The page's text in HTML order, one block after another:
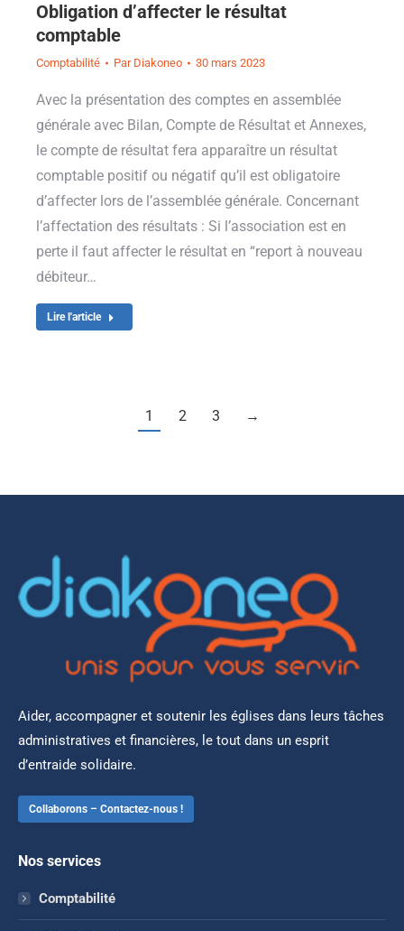
Obligation d’affecter le résultat
comptable
Comptabilité Par Diakoneo 30 mars 2023
Avec la présentation des comptes en assemblée
générale avec Bilan, Compte de Résultat et Annexes,
le compte de résultat fera apparaître un résultat
comptable positif ou négatif qu’il est obligatoire
d’affecter lors de l’assemblée générale. Concernant
l’affectation des résultats : Si l’association est en
perte il faut affecter le résultat en “report à nouveau
débiteur…
Lire l'article
1 2 3 →
Aider, accompagner et soutenir les églises dans leurs tâches
administratives et financières, le tout dans un esprit
d’entraide solidaire.
Collaborons – Contactez-nous !
Nos services
Comptabilité